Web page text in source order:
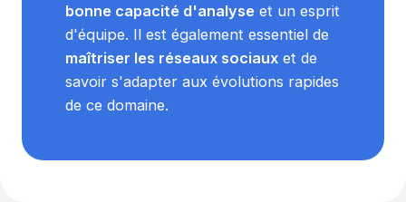
bonne capacité d'analyse et un esprit
d'équipe. Il est également essentiel de
maîtriser les réseaux sociaux et de
savoir s'adapter aux évolutions rapides
de ce domaine.